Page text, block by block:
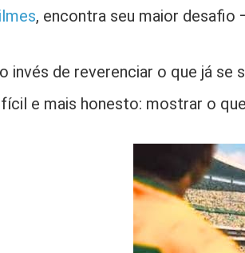
, encontra seu maior desafio
invés de reverenciar o que já se
e mais honesto: mostrar o